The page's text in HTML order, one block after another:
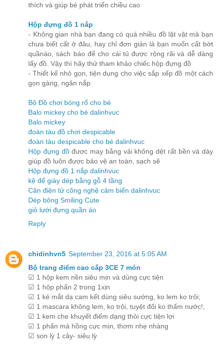
thích và giúp bé phát triển chiều cao
Hộp đựng đồ 1 nắp
- Không gian nhà bạn đang có quá nhiều đồ lặt vặt mà bạn
chưa biết cất ở đâu, hay chỉ đơn giản là bạn muốn cất bớt
quầnáo, sách báo để cho cái tủ được rộng rãi và dễ dàng
lấy đồ. Vậy thì hãy thử tham khảo chiếc hộp đựng đồ
- Thiết kế nhỏ gọn, tiện dụng cho việc sắp xếp đồ một cách
gọn gàng, ngăn nắp
Bộ Đồ chơi bóng rổ cho bé
Balo mickey cho bé dalinhvuc
Balo mickey
đoàn tàu đồ chơi despicable
đoàn tàu despicable cho bé dalinhvuc
Hộp đựng đồđược may bằng vải không dệt rất bền và dày
giúp đồ luôn được bảo vệ an toàn, sạch sẽ
Hộp đựng đồ 1 nắp dalinhvuc
kệ để giày dép bằng gỗ 4 tầng
Cân điện tử công nghệ cảm biến dalinhvuc
Dép bông Smiling Cute
giỏ lưới đựng quần áo
Reply
chidinhvn5 September 23, 2016 at 5:05 AM
Bộ trang điểm cao cấp 3CE 7 món
☑ 1 hộp kem nền siêu mịn và dùng cực tiện
☑ 1 hộp phấn 2 trong 1xịn
☑ 1 kẻ mắt dạ cam kết dùng siêu sướng, ko lem ko trôi;
☑ 1 mascara không lem, ko trôi, tuyệt đối ko thấm nước!;
☑ 1 kem che khuyết điểm dạng thỏi cực tiện lợi
☑ 1 phấn má hồng cực mịn, thơm nhẹ nhàng
☑ son lỳ 1 cây- siêu lỳ